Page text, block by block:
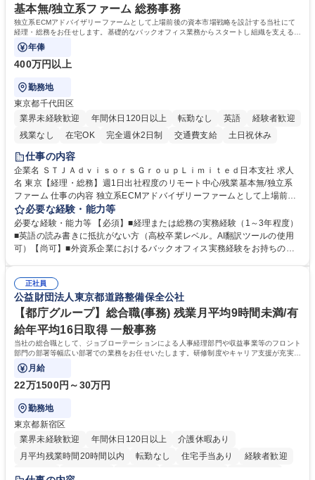
基本無/独立系ファーム 総務事務
独立系ECMアドバイザリーファームとして上場前後の資本市場戦略を設計する当社にて
経理・総務をお任せします。基礎的なバックオフィス業務からスタートし組織を支える専
任担当として広く活躍できる環境です。
年俸
400万円以上
勤務地
東京都千代田区
業界未経験歓迎
年間休日120日以上 転勤なし 英語
経験者歓迎
残業なし
在宅OK 完全週休2日制 交通費支給 土日祝休み
仕事の内容
企業名 ＳＴＪＡｄｖｉｓｏｒｓＧｒｏｕｐＬｉｍｉｔｅｄ日本支社 求人
名 東京【経理・総務】週1日出社程度のリモート中心/残業基本無/独立系
ファーム 仕事の内容 独立系ECMアドバイザリーファームとして上場前後
の資本市場戦略を設計する当社にて経理・総務をお任せします。基礎的な
バックオフィス業務からスタートし組織を支える専任担当として広く活躍
できる環境です。 ■日常経理、月次および年次決算サポート業務 ■本国
（グローバル）との英文メール対応（AI翻訳ツール等を使用しての対応で
業務をお任せします。残業も基本的には発生せず、ご自身のペースで業務
を進めやすく定着率の高い環境です。 募集職種 東京【経理・総務】週1日
出社程度のリモート中心/残業基本無/独立系ファーム
必要な経験・能力等
必要な経験・能力等 【必須】■経理または総務の実務経験（1～3年程度）
■英語の読み書きに抵抗がない方（高校卒業レベル。AI翻訳ツールの使用
可）【尚可】■外資系企業におけるバックオフィス実務経験をお持ちの方
【働き方について】現在は週4日程度の在宅勤務を実施しており、ワーク
ライフバランスを重視する方に最適な環境です（フルリモートも面接で相
談可）。【求める人物像】幅広いバックオフィス業務に柔軟に対応でき、
社内外と円滑にコミュニケーションを取りながら業務を推進できる方 学
歴・資格 学歴：大学院 大学 高専 短大 専修学校 高校 語学力： 資格：
正社員
公益財団法人東京都道路整備保全公社
【都庁グループ】総合職(事務) 残業月平均9時間未満/有
給年平均16日取得 一般事務
当社の総合職として、ジョブローテーションによる人事経理部門や収益事業等のフロント
部門の部署等幅広い部署での業務をお任せいたします。研修制度やキャリア支援が充実し
ております！ ※下記業務詳細
月給
22万1500円～30万円
勤務地
東京都新宿区
業界未経験歓迎
年間休日120日以上
介護休暇あり
月平均残業時間20時間以内
転勤なし 住宅手当あり
経験者歓迎
研修あり
退職金あり